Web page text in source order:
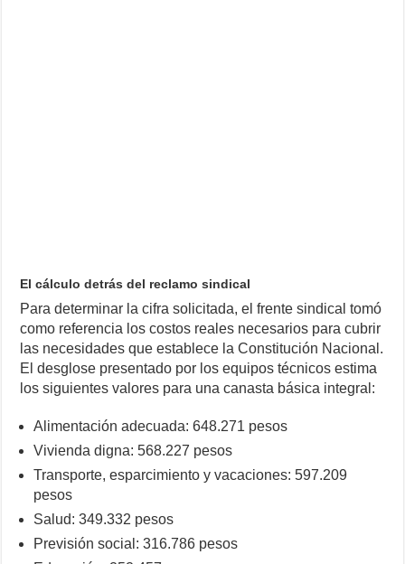
El cálculo detrás del reclamo sindical
Para determinar la cifra solicitada, el frente sindical tomó
como referencia los costos reales necesarios para cubrir
las necesidades que establece la Constitución Nacional.
El desglose presentado por los equipos técnicos estima
los siguientes valores para una canasta básica integral:
Alimentación adecuada: 648.271 pesos
Vivienda digna: 568.227 pesos
Transporte, esparcimiento y vacaciones: 597.209
pesos
Salud: 349.332 pesos
Previsión social: 316.786 pesos